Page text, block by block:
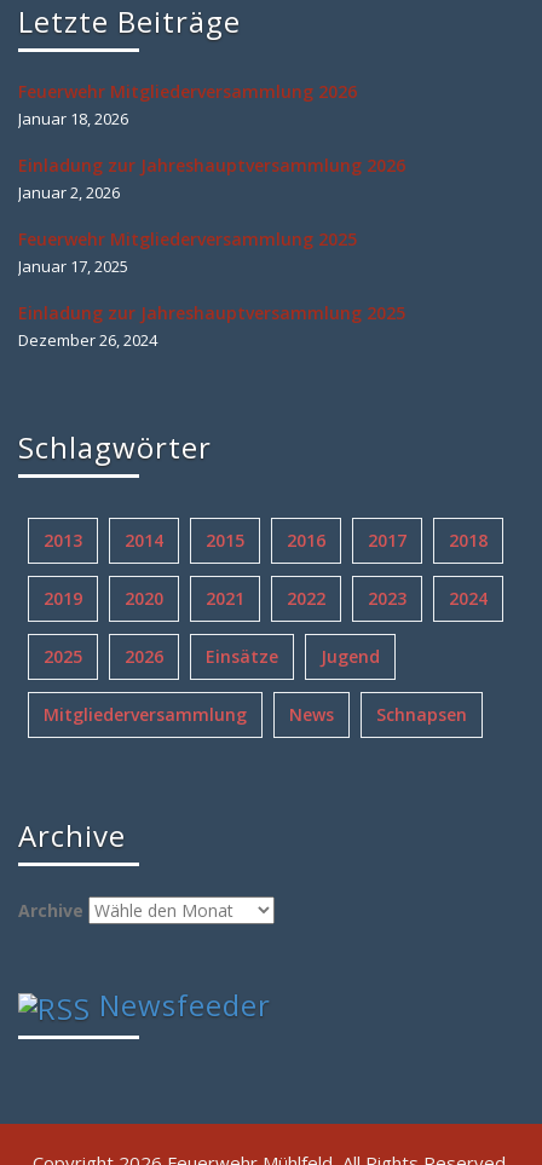
Letzte Beiträge
Feuerwehr Mitgliederversammlung 2026
Januar 18, 2026
Einladung zur Jahreshauptversammlung 2026
Januar 2, 2026
Feuerwehr Mitgliederversammlung 2025
Januar 17, 2025
Einladung zur Jahreshauptversammlung 2025
Dezember 26, 2024
Schlagwörter
2013 2014 2015 2016 2017 2018
2019 2020 2021 2022 2023 2024
2025 2026 Einsätze Jugend
Mitgliederversammlung News Schnapsen
Archive
Archive
Newsfeeder